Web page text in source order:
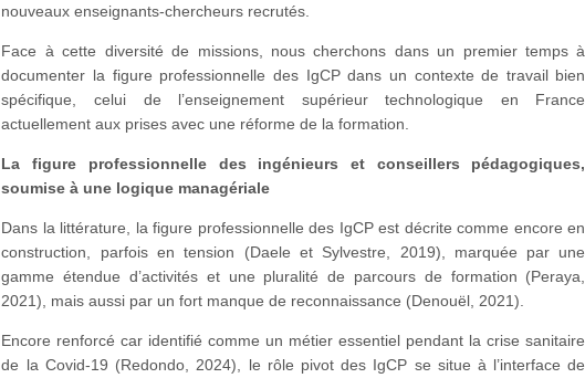
nouveaux enseignants-chercheurs recrutés.
Face à cette diversité de missions, nous cherchons dans un premier temps à
documenter la figure professionnelle des IgCP dans un contexte de travail bien
spécifique, celui de l’enseignement supérieur technologique en France
actuellement aux prises avec une réforme de la formation.
La figure professionnelle des ingénieurs et conseillers pédagogiques,
soumise à une logique managériale
Dans la littérature, la figure professionnelle des IgCP est décrite comme encore en
construction, parfois en tension (Daele et Sylvestre, 2019), marquée par une
gamme étendue d’activités et une pluralité de parcours de formation (Peraya,
2021), mais aussi par un fort manque de reconnaissance (Denouël, 2021).
Encore renforcé car identifié comme un métier essentiel pendant la crise sanitaire
de la Covid-19 (Redondo, 2024), le rôle pivot des IgCP se situe à l’interface de